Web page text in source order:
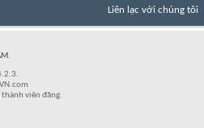
Liên lạc với chúng tôi
.
viên đăng.